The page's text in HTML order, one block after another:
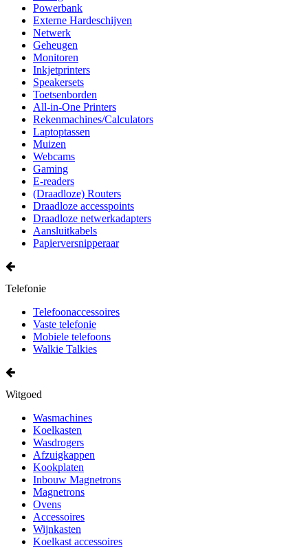
Powerbank
Externe Hardeschijven
Netwerk
Geheugen
Monitoren
Inkjetprinters
Speakersets
Toetsenborden
All-in-One Printers
Rekenmachines/Calculators
Laptoptassen
Muizen
Webcams
Gaming
E-readers
(Draadloze) Routers
Draadloze accesspoints
Draadloze netwerkadapters
Aansluitkabels
Papierversnipperaar
Telefonie
Telefoonaccessoires
Vaste telefonie
Mobiele telefoons
Walkie Talkies
Witgoed
Wasmachines
Koelkasten
Wasdrogers
Afzuigkappen
Kookplaten
Inbouw Magnetrons
Magnetrons
Ovens
Accessoires
Wijnkasten
Koelkast accessoires